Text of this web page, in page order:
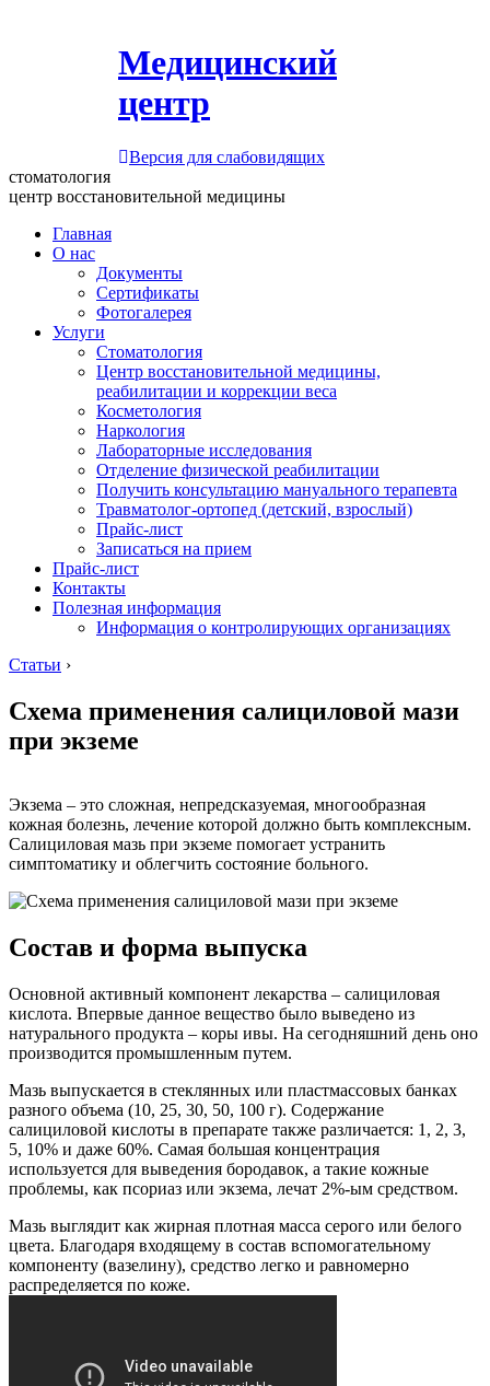
Медицинский
центр
Версия для слабовидящих
стоматология
центр восстановительной медицины
Главная
О нас
Документы
Сертификаты
Фотогалерея
Услуги
Стоматология
Центр восстановительной медицины,
реабилитации и коррекции веса
Косметология
Наркология
Лабораторные исследования
Отделение физической реабилитации
Получить консультацию мануального терапевта
Травматолог-ортопед (детский, взрослый)
Прайс-лист
Записаться на прием
Прайс-лист
Контакты
Полезная информация
Информация о контролирующих организациях
Статьи ›
Схема применения салициловой мази
при экземе
Экзема – это сложная, непредсказуемая, многообразная
кожная болезнь, лечение которой должно быть комплексным.
Салициловая мазь при экземе помогает устранить
симптоматику и облегчить состояние больного.
Состав и форма выпуска
Основной активный компонент лекарства – салициловая
кислота. Впервые данное вещество было выведено из
натурального продукта – коры ивы. На сегодняшний день оно
производится промышленным путем.
Мазь выпускается в стеклянных или пластмассовых банках
разного объема (10, 25, 30, 50, 100 г). Содержание
салициловой кислоты в препарате также различается: 1, 2, 3,
5, 10% и даже 60%. Самая большая концентрация
используется для выведения бородавок, а такие кожные
проблемы, как псориаз или экзема, лечат 2%-ым средством.
Мазь выглядит как жирная плотная масса серого или белого
цвета. Благодаря входящему в состав вспомогательному
компоненту (вазелину), средство легко и равномерно
распределяется по коже.